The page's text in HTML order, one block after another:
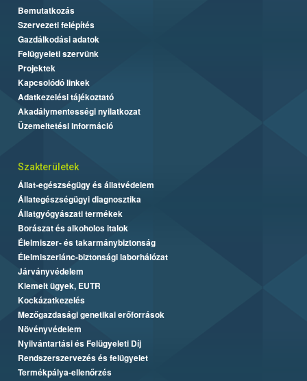
Bemutatkozás
Szervezeti felépítés
Gazdálkodási adatok
Felügyeleti szervünk
Projektek
Kapcsolódó linkek
Adatkezelési tájékoztató
Akadálymentességi nyilatkozat
Üzemeltetési információ
Szakterületek
Állat-egészségügy és állatvédelem
Állategészségügyi diagnosztika
Állatgyógyászati termékek
Borászat és alkoholos italok
Élelmiszer- és takarmánybiztonság
Élelmiszerlánc-biztonsági laborhálózat
Járványvédelem
Kiemelt ügyek, EUTR
Kockázatkezelés
Mezőgazdasági genetikai erőforrások
Növényvédelem
Nyilvántartási és Felügyeleti Díj
Rendszerszervezés és felügyelet
Termékpálya-ellenőrzés